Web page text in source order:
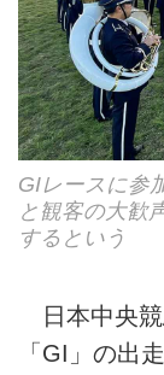
GIレースに参
と観客の大歓
するという
日本中央競
「GI」の出